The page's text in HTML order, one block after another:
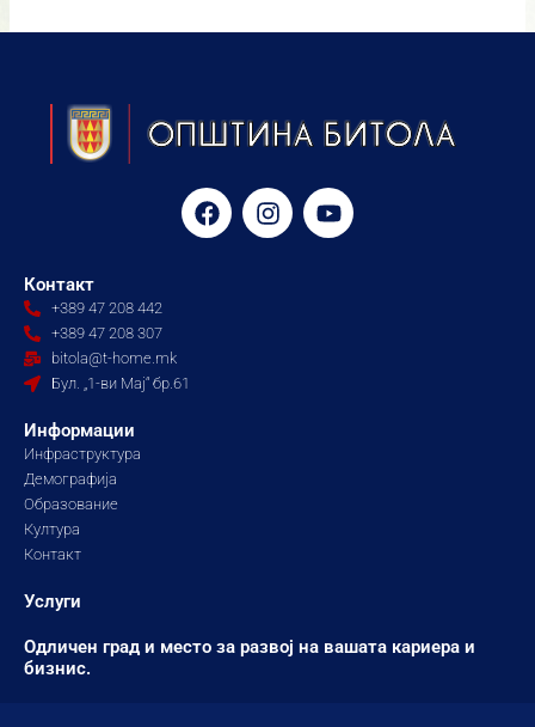
F
a
I
n
Y
o
Контакт
+389 47 208 442
+389 47 208 307
bitola@t-home.mk
Бул. „1-ви Мај“ бр.61
Информации
Инфраструктура
Демографија
Образование
Култура
Контакт
Услуги
Одличен град и место за развој на вашата кариера и
бизнис.